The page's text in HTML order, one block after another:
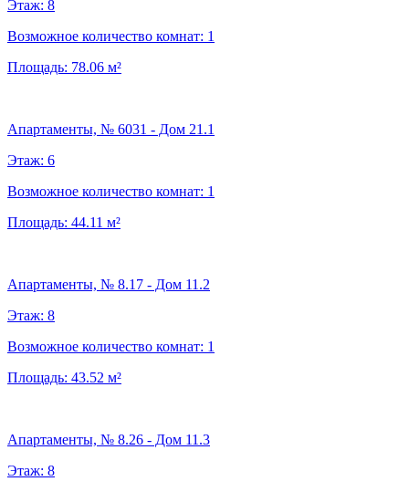
Этаж: 8
Возможное количество комнат: 1
Площадь: 78.06 м²
Апартаменты, № 6031 - Дом 21.1
Этаж: 6
Возможное количество комнат: 1
Площадь: 44.11 м²
Апартаменты, № 8.17 - Дом 11.2
Этаж: 8
Возможное количество комнат: 1
Площадь: 43.52 м²
Апартаменты, № 8.26 - Дом 11.3
Этаж: 8